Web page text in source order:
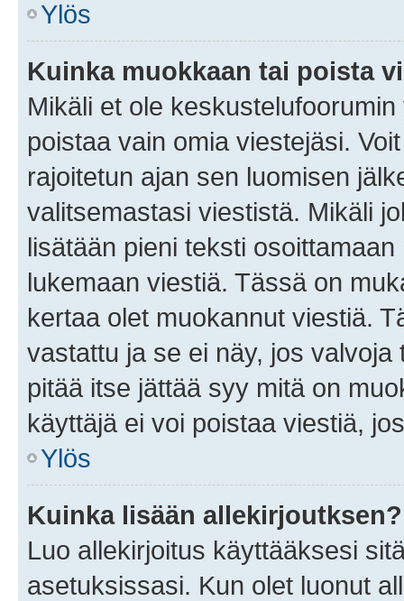
Ylös
Kuinka muokkaan tai poista
Mikäli et ole
poistaa vain omia viestejäsi.
rajoitetun ajan sen luomisen
valitsemastasi viestistä. Mikäli
lisätään pieni teksti
lukemaan viestiä. Tässä on
kertaa olet muokannut viestiä.
vastattu ja se ei näy, jos
pitää itse jättää syy mitä on
käyttäjä ei voi poistaa viestiä,
Ylös
Kuinka lisään allekirjoutksen?
Luo allekirjoitus käyttääksesi
asetuksissasi. Kun olet luonut